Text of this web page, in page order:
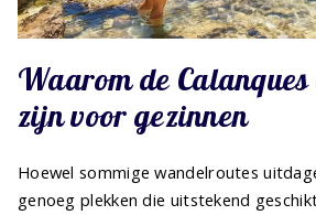
Waarom de
zijn voor gezinnen
Hoewel sommige wandelroutes
genoeg plekken die uitstekend